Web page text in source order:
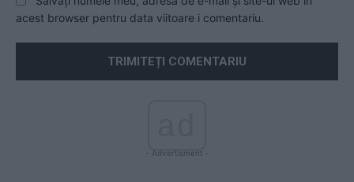
acest browser pentru data viitoare i comentariu.
- Advertisment -